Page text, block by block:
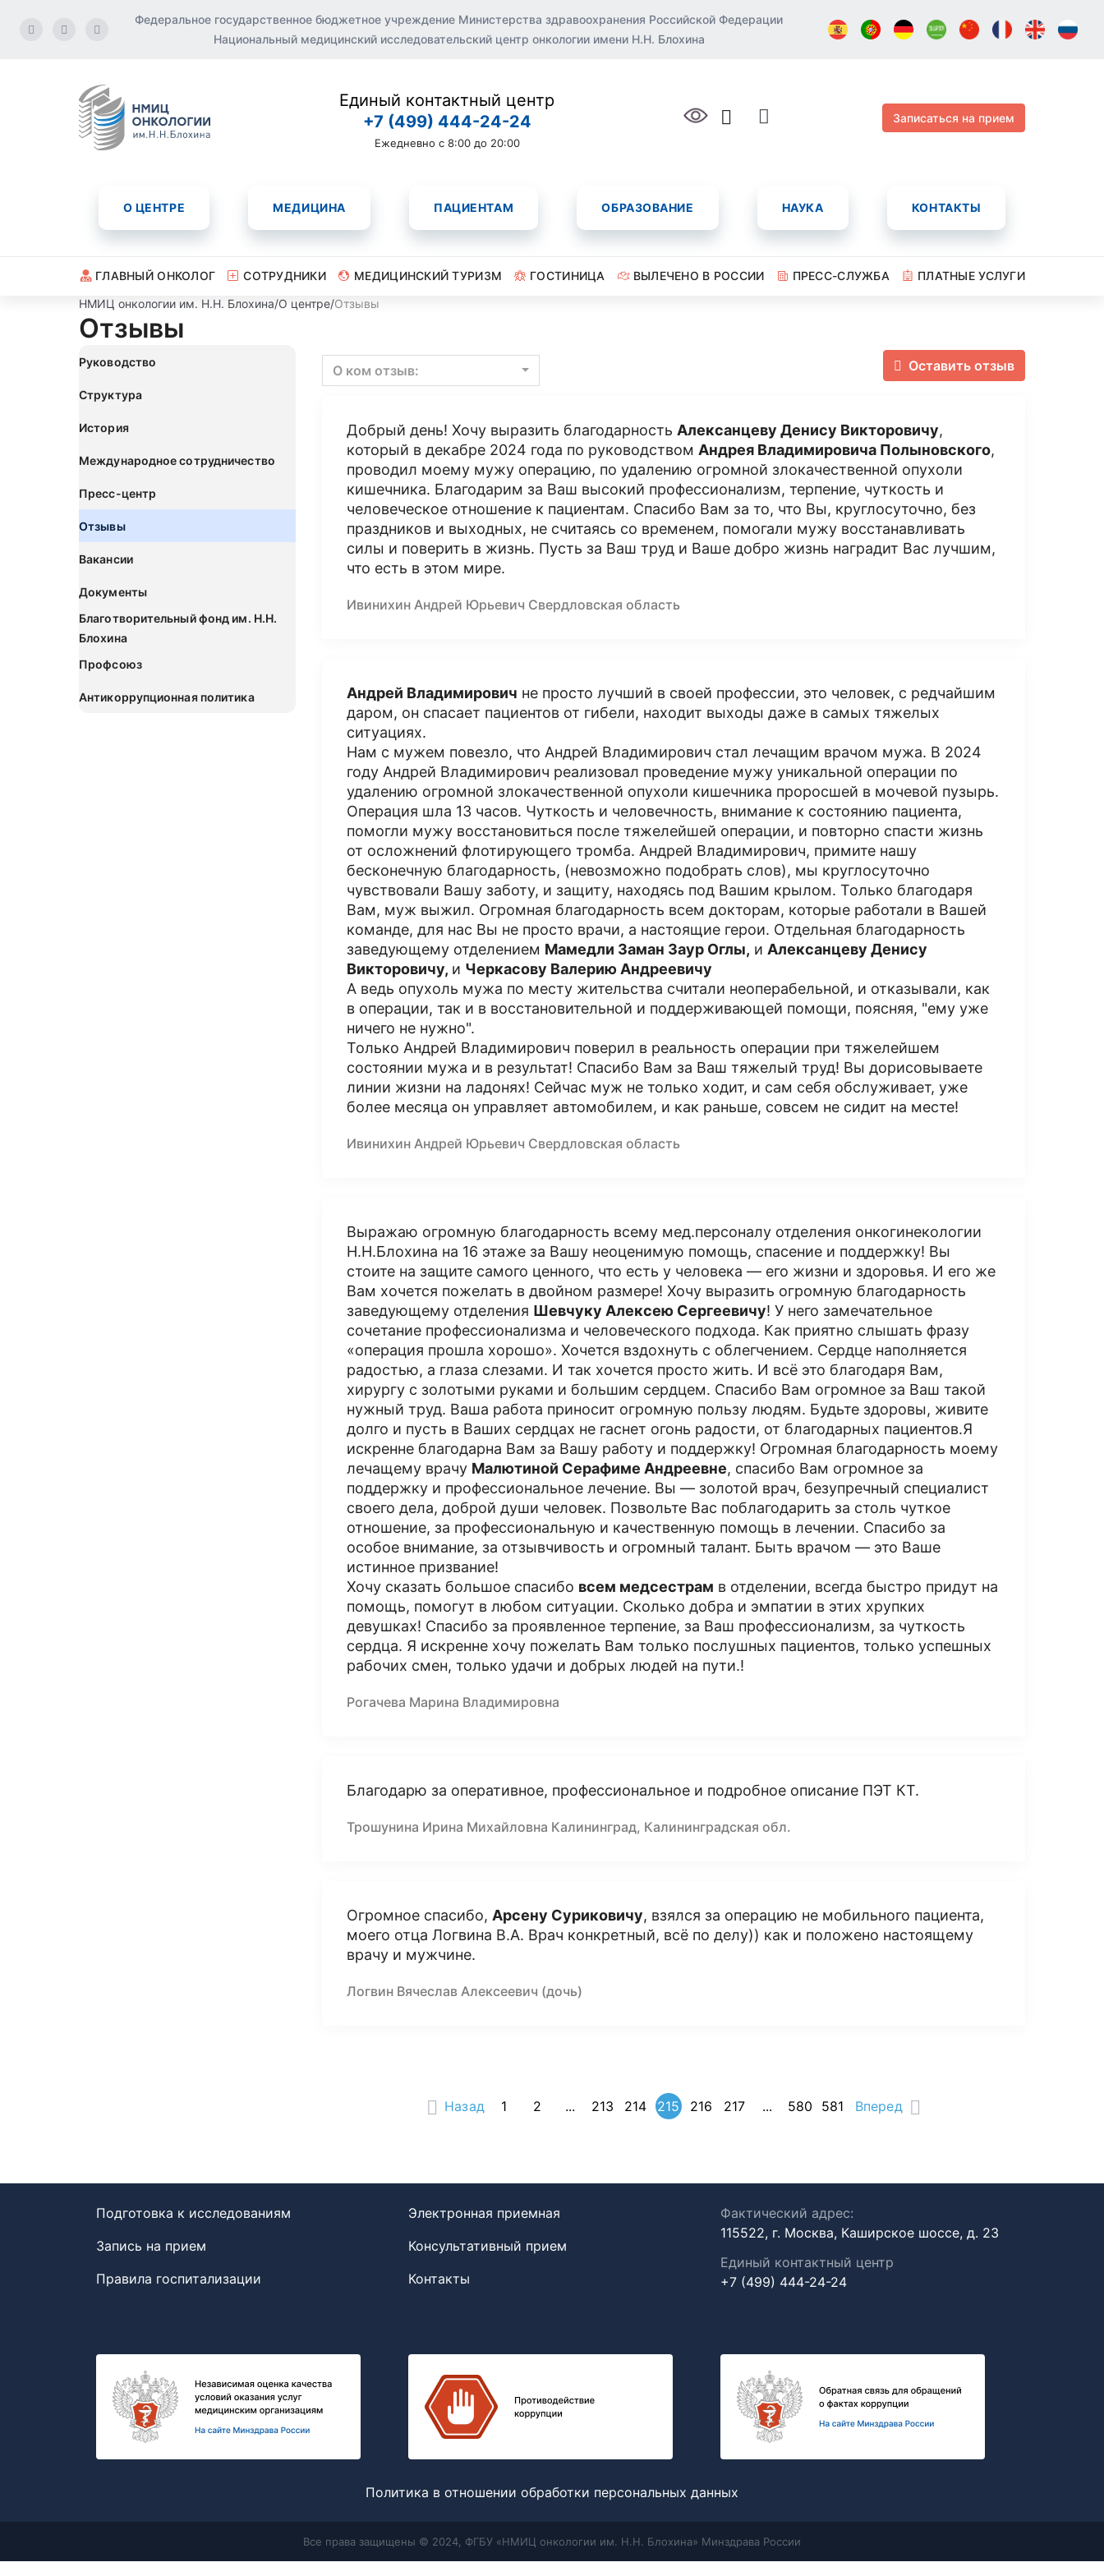
Федеральное государственное бюджетное учреждение Министерства здравоохранения Российской Федерации
Национальный медицинский исследовательский центр онкологии имени Н.Н. Блохина
Единый контактный центр
+7 (499) 444-24-24
Ежедневно с 8:00 до 20:00
Записаться на прием
О ЦЕНТРЕ МЕДИЦИНА ПАЦИЕНТАМ ОБРАЗОВАНИЕ НАУКА КОНТАКТЫ
ГЛАВНЫЙ ОНКОЛОГ СОТРУДНИКИ МЕДИЦИНСКИЙ ТУРИЗМ ГОСТИНИЦА ВЫЛЕЧЕНО В РОССИИ ПРЕСС-СЛУЖБА
ПЛАТНЫЕ УСЛУГИ
НМИЦ онкологии им. Н.Н. Блохина/О центре/Отзывы
Отзывы
Руководство
Структура
История
Международное сотрудничество
Пресс-центр
Отзывы
Вакансии
Документы
Благотворительный фонд им. Н.Н.
Блохина
Профсоюз
Антикоррупционная политика
Оставить отзыв
О ком отзыв:
Добрый день! Хочу выразить благодарность Алексанцеву Денису Викторовичу,
который в декабре 2024 года по руководством Андрея Владимировича Полыновского,
проводил моему мужу операцию, по удалению огромной злокачественной опухоли
кишечника. Благодарим за Ваш высокий профессионализм, терпение, чуткость и
человеческое отношение к пациентам. Спасибо Вам за то, что Вы, круглосуточно, без
праздников и выходных, не считаясь со временем, помогали мужу восстанавливать
силы и поверить в жизнь. Пусть за Ваш труд и Ваше добро жизнь наградит Вас лучшим,
что есть в этом мире.
Ивинихин Андрей Юрьевич Свердловская область
Андрей Владимирович не просто лучший в своей профессии, это человек, с редчайшим
даром, он спасает пациентов от гибели, находит выходы даже в самых тяжелых
ситуациях.
Нам с мужем повезло, что Андрей Владимирович стал лечащим врачом мужа. В 2024
году Андрей Владимирович реализовал проведение мужу уникальной операции по
удалению огромной злокачественной опухоли кишечника проросшей в мочевой пузырь.
Операция шла 13 часов. Чуткость и человечность, внимание к состоянию пациента,
помогли мужу восстановиться после тяжелейшей операции, и повторно спасти жизнь
от осложнений флотирующего тромба. Андрей Владимирович, примите нашу
бесконечную благодарность, (невозможно подобрать слов), мы круглосуточно
чувствовали Вашу заботу, и защиту, находясь под Вашим крылом. Только благодаря
Вам, муж выжил. Огромная благодарность всем докторам, которые работали в Вашей
команде, для нас Вы не просто врачи, а настоящие герои. Отдельная благодарность
заведующему отделением Мамедли Заман Заур Оглы, и Алексанцеву Денису
Викторовичу, и Черкасову Валерию Андреевичу
А ведь опухоль мужа по месту жительства считали неоперабельной, и отказывали, как
в операции, так и в восстановительной и поддерживающей помощи, поясняя, "ему уже
ничего не нужно".
Только Андрей Владимирович поверил в реальность операции при тяжелейшем
состоянии мужа и в результат! Спасибо Вам за Ваш тяжелый труд! Вы дорисовываете
линии жизни на ладонях! Сейчас муж не только ходит, и сам себя обслуживает, уже
более месяца он управляет автомобилем, и как раньше, совсем не сидит на месте!
Ивинихин Андрей Юрьевич Свердловская область
Выражаю огромную благодарность всему мед.персоналу отделения онкогинекологии
Н.Н.Блохина на 16 этаже за Вашу неоценимую помощь, спасение и поддержку! Вы
стоите на защите самого ценного, что есть у человека — его жизни и здоровья. И его же
Вам хочется пожелать в двойном размере! Хочу выразить огромную благодарность
заведующему отделения Шевчуку Алексею Сергеевичу! У него замечательное
сочетание профессионализма и человеческого подхода. Как приятно слышать фразу
«операция прошла хорошо». Хочется вздохнуть с облегчением. Сердце наполняется
радостью, а глаза слезами. И так хочется просто жить. И всё это благодаря Вам,
хирургу с золотыми руками и большим сердцем. Спасибо Вам огромное за Ваш такой
нужный труд. Ваша работа приносит огромную пользу людям. Будьте здоровы, живите
долго и пусть в Ваших сердцах не гаснет огонь радости, от благодарных пациентов.Я
искренне благодарна Вам за Вашу работу и поддержку! Огромная благодарность моему
лечащему врачу Малютиной Серафиме Андреевне, спасибо Вам огромное за
поддержку и профессиональное лечение. Вы — золотой врач, безупречный специалист
своего дела, доброй души человек. Позвольте Вас поблагодарить за столь чуткое
отношение, за профессиональную и качественную помощь в лечении. Спасибо за
особое внимание, за отзывчивость и огромный талант. Быть врачом — это Ваше
истинное призвание!
Хочу сказать большое спасибо всем медсестрам в отделении, всегда быстро придут на
помощь, помогут в любом ситуации. Сколько добра и эмпатии в этих хрупких
девушках! Спасибо за проявленное терпение, за Ваш профессионализм, за чуткость
сердца. Я искренне хочу пожелать Вам только послушных пациентов, только успешных
рабочих смен, только удачи и добрых людей на пути.!
Рогачева Марина Владимировна
Благодарю за оперативное, профессиональное и подробное описание ПЭТ КТ.
Трошунина Ирина Михайловна Калининград, Калининградская обл.
Огромное спасибо, Арсену Суриковичу, взялся за операцию не мобильного пациента,
моего отца Логвина В.А. Врач конкретный, всё по делу)) как и положено настоящему
врачу и мужчине.
Логвин Вячеслав Алексеевич (дочь)
Назад 1 2 ... 213 214 215 216 217 ... 580 581 Вперед
Подготовка к исследованиям
Запись на прием
Правила госпитализации
Электронная приемная
Консультативный прием
Контакты
Фактический адрес:
115522, г. Москва, Каширское шоссе, д. 23
Единый контактный центр
+7 (499) 444-24-24
Политика в отношении обработки персональных данных
Все права защищены © 2024, ФГБУ «НМИЦ онкологии им. Н.Н. Блохина» Минздрава России